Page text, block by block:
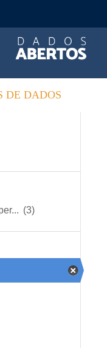
DE DADOS
(3)